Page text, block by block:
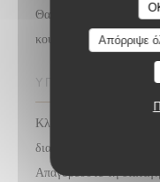
Απόρριψε
Θαλασσινά,
κουζίνα
ΥΠΗΡΕΣΊΕΣ
Κλιματιζόμενο
διαδίκτυο, Πάρε
Απαγορεύστε τη